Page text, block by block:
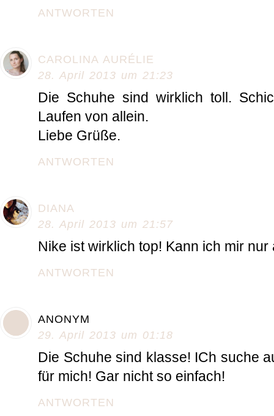
ANTWORTEN
CAROLINA AURÉLIE
28. April 2013 um 21:23
Die Schuhe sind wirklich toll.
Laufen von allein.
Liebe Grüße.
ANTWORTEN
DIANA
28. April 2013 um 21:57
Nike ist wirklich top! Kann ich mir
ANTWORTEN
ANONYM
29. April 2013 um 01:18
Die Schuhe sind klasse! ICh suche
für mich! Gar nicht so einfach!
ANTWORTEN